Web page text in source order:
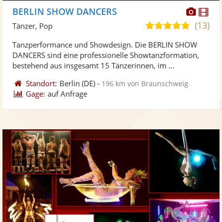
Fotos
BERLIN SHOW DANCERS
5,0
5
Sternen
(13)
Tänzer, Pop
Tanzperformance und Showdesign. Die BERLIN SHOW
DANCERS sind eine professionelle Showtanzformation,
bestehend aus insgesamt 15 Tänzerinnen, im ...
Standort: Berlin (DE) - 196 km von Braunschweig
Gage: auf Anfrage